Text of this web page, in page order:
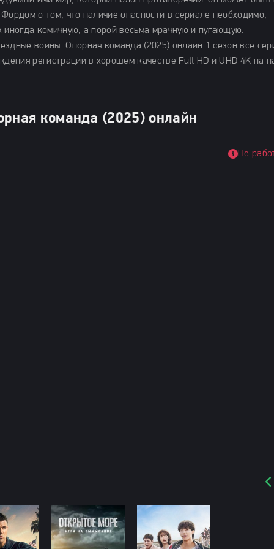
о том, что наличие опасности в сериале необходимо,
комичную, а порой весьма мрачную и пугающую.
войны: Опорная команда (2025) онлайн 1 сезон все
регистрации в хорошем качестве Full HD и UHD 4K на
команда (2025) онлайн
Не